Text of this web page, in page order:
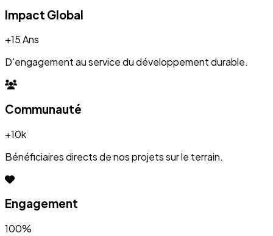
Transparence et dévouement pour chaque initiative.
Expertise
Experts mobilisés pour le développement local.
Nos Réalisations
Projets qui transforment des vies